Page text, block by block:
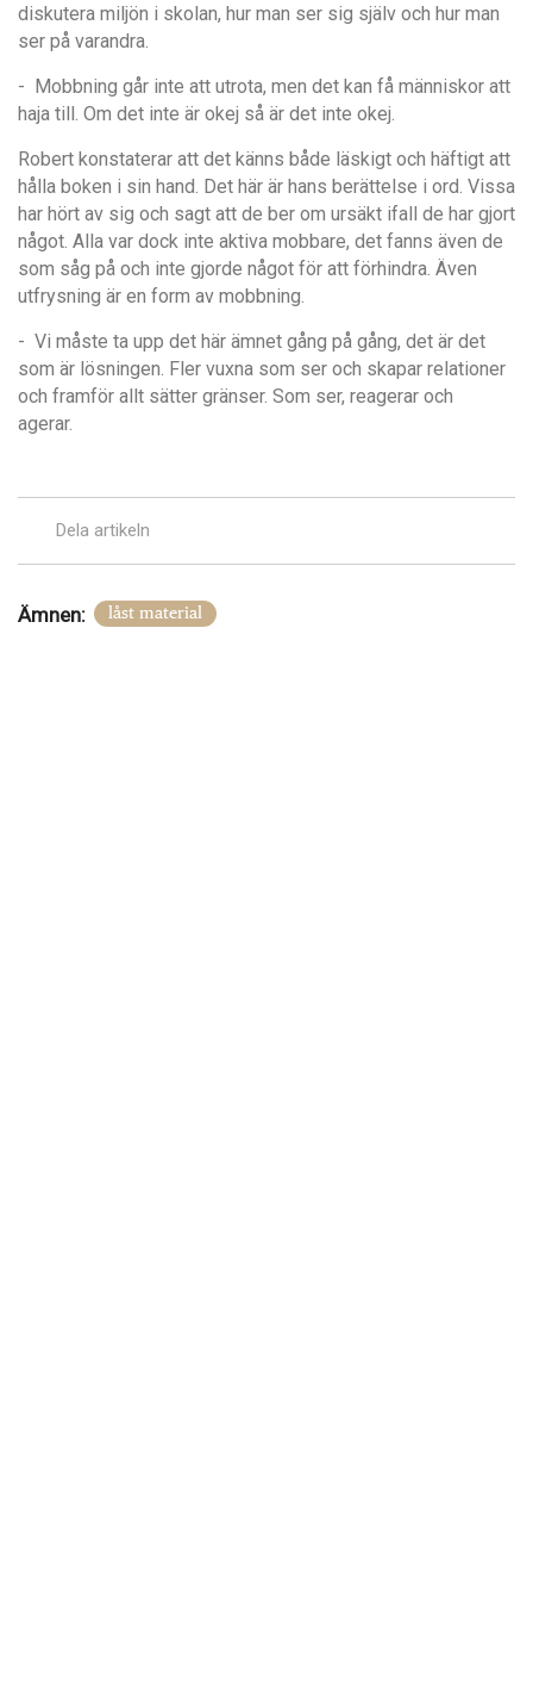
diskutera miljön i skolan, hur man ser sig själv och hur man
ser på varandra.
- Mobbning går inte att utrota, men det kan få människor att
haja till. Om det inte är okej så är det inte okej.
Robert konstaterar att det känns både läskigt och häftigt att
hålla boken i sin hand. Det här är hans berättelse i ord. Vissa
har hört av sig och sagt att de ber om ursäkt ifall de har gjort
något. Alla var dock inte aktiva mobbare, det fanns även de
som såg på och inte gjorde något för att förhindra. Även
utfrysning är en form av mobbning.
- Vi måste ta upp det här ämnet gång på gång, det är det
som är lösningen. Fler vuxna som ser och skapar relationer
och framför allt sätter gränser. Som ser, reagerar och
agerar.
Dela artikeln
Ämnen: låst material